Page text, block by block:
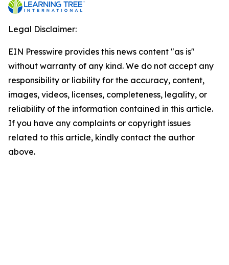
Legal Disclaimer:
EIN Presswire provides this news content "as is"
without warranty of any kind. We do not accept any
responsibility or liability for the accuracy, content,
images, videos, licenses, completeness, legality, or
reliability of the information contained in this article.
If you have any complaints or copyright issues
related to this article, kindly contact the author
above.